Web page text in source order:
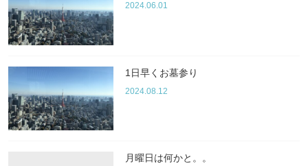
2024.06.01
1日早くお墓参り
2024.08.12
月曜日は何かと。。